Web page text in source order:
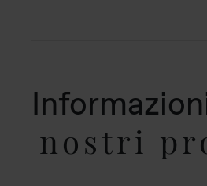
nostri